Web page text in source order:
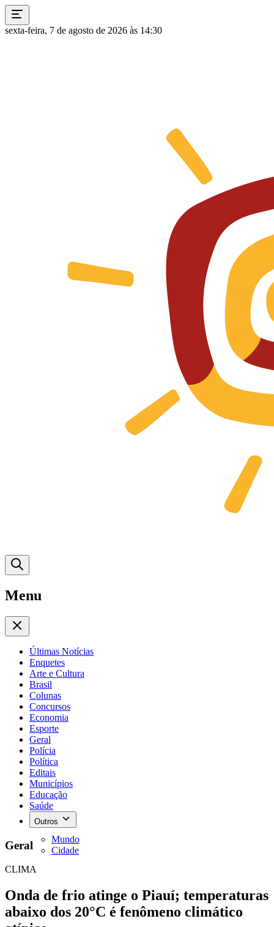
sexta-feira, 7 de agosto de 2026 às 14:30
Menu
Últimas Notícias
Enquetes
Arte e Cultura
Brasil
Colunas
Concursos
Economia
Esporte
Geral
Polícia
Política
Editais
Municípios
Educação
Saúde
Outros
Mundo
Cidade
Geral
CLIMA
Onda de frio atinge o Piauí; temperaturas
abaixo dos 20°C é fenômeno climático